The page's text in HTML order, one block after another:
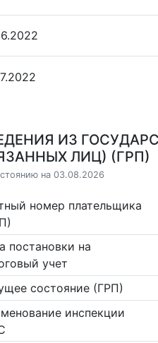
ИЗ
ЛИЦ) (ГРП)
на 03.08.2026
номер плательщика
постановки на
учет
состояние (ГРП)
инспекции